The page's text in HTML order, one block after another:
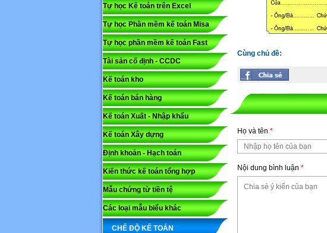
Tự học Kế toán trên Excel
Tự học Phần mềm kế toán Misa
Tự học phần mềm kế toán Fast
Tài sản cố định - CCDC
Kế toán kho
Kế toán bán hàng
Kế toán Xuất - Nhập khẩu
Kế toán Xây dựng
Định khoản - Hạch toán
Kiến thức kế toán tổng hợp
Mẫu chứng từ tiền tệ
Các loại mẫu biểu khác
CHẾ ĐỘ KẾ TOÁN
Cùng chủ đề:
Họ và tên *
Nội dung bình luận *
Gửi